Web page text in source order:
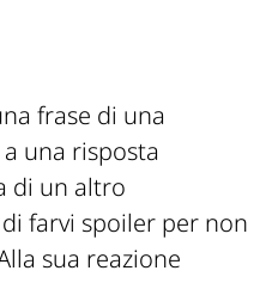
frase di una
una risposta
di un altro
farvi spoiler per non
sua reazione